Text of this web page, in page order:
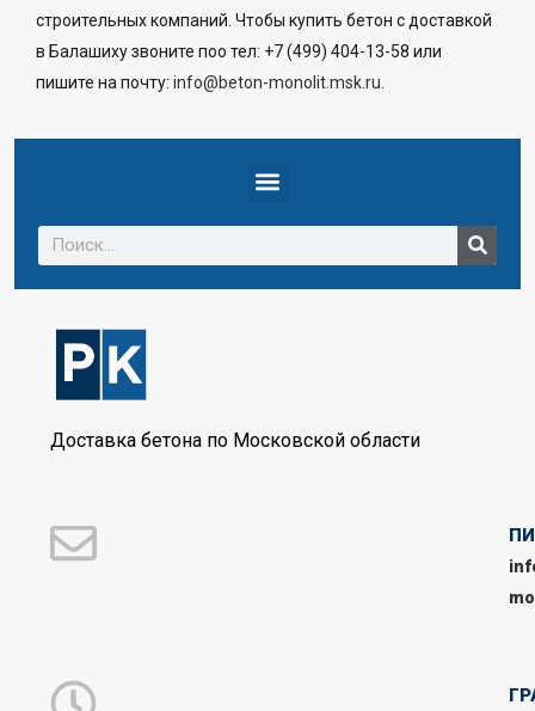
строительных компаний. Чтобы купить бетон с доставкой
в Балашиху звоните поо тел: +7 (499) 404-13-58 или
пишите на почту: info@beton-monolit.msk.ru
Доставка бетона по Московской области